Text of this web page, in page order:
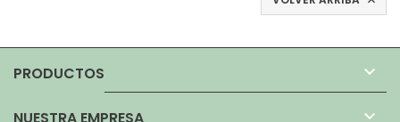
PRODUCTOS 
